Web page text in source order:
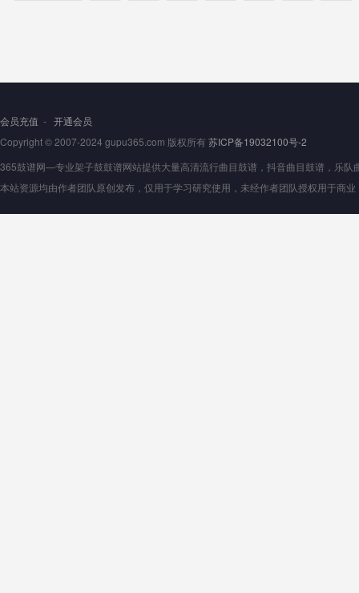
会员充值 - 开通会员
Copyright © 2007-2024 gupu365.com 版权所有苏ICP备19032100号-2
365鼓谱网—专业架子鼓鼓谱网站提供大量高清流行曲目鼓谱，抖音曲目鼓谱，乐
本站资源均由作者团队原创发布，仅用于学习研究使用，未经作者团队授权用于商